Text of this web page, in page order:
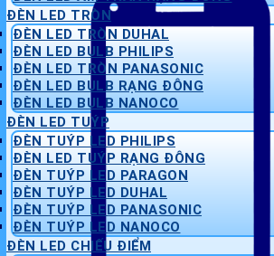
ĐÈN LED TRÒN
ĐÈN LED TRÒN DUHAL
ĐÈN LED BULB PHILIPS
ĐÈN LED TRÒN PANASONIC
ĐÈN LED BULB RẠNG ĐÔNG
ĐÈN LED BULB NANOCO
ĐÈN LED TUÝP
ĐÈN TUÝP LED PHILIPS
ĐÈN LED TUÝP RẠNG ĐÔNG
ĐÈN TUÝP LED PARAGON
ĐÈN TUÝP LED DUHAL
ĐÈN TUÝP LED PANASONIC
ĐÈN TUÝP LED NANOCO
ĐÈN LED CHIẾU ĐIỂM